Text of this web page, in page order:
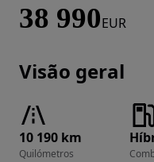
38 990EUR
Visão geral
10 190 km
Quilómetros